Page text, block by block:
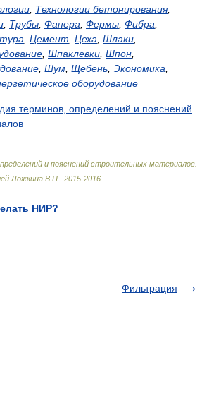
Технологии бетонирования,
Трубы Фанера Фермы Фибра
Цемент Цеха Шлаки
Шпаклевки Шпон
Шум Щебень Экономика
оборудование
терминов, определений и пояснений
и пояснений строительных материалов.
Ложкина В.П. 2015-2016
НИР?
Фильтрация